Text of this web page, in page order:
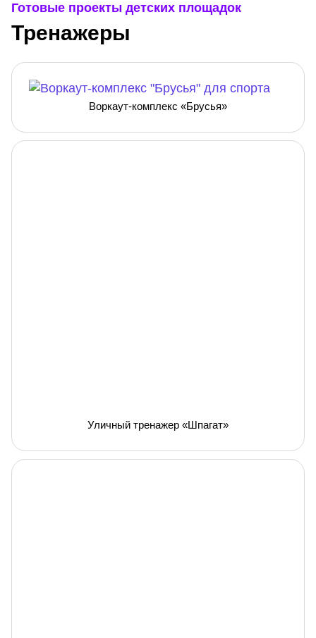
Готовые проекты детских площадок
Тренажеры
Воркаут-комплекс «Брусья»
Уличный тренажер «Шпагат»